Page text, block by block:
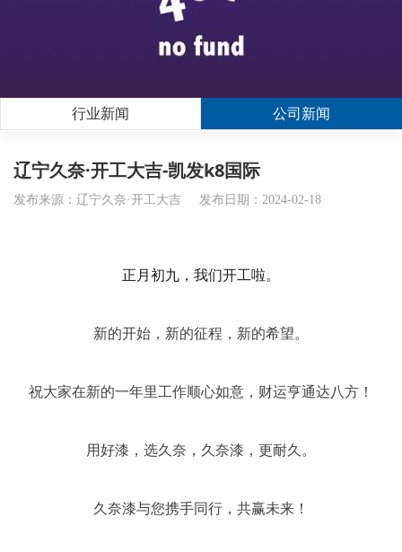
行业新闻 公司新闻
辽宁久奈·开工大吉-凯发k8国际
发布来源：辽宁久奈·开工大吉 发布日期：2024-02-18
正月初九，我们开工啦。
新的开始，新的征程，新的希望。
祝大家在新的一年里工作顺心如意，财运亨通达八方！
用好漆，选久奈，久奈漆，更耐久。
久奈漆与您携手同行，共赢未来！